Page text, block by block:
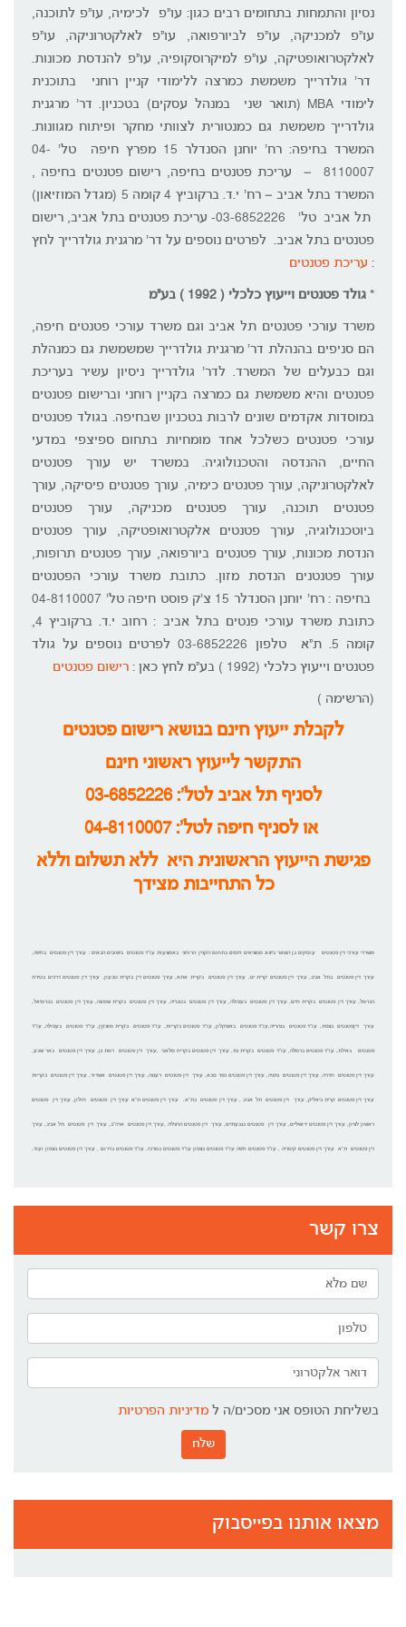
נסיון והתמחות בתחומים רבים כגון: עו"פ לכימיה, עו"פ לתוכנה,
עו"פ למכניקה, עו"פ לביורפואה, עו"פ לאלקטרוניקה, עו"פ
לאלקטרואופטיקה, עו"פ למיקרוסקופיה, עו"פ להנדסת מכונות.
דר' גולדרייך משמשת כמרצה ללימודי קניין רוחני בתוכנית
לימודי MBA (תואר שני במנהל עסקים) בטכניון. דר' מרגנית
גולדרייך משמשת גם כמנטורית לצוותי מחקר ופיתוח מגוונות.
המשרד בחיפה: רח' יוחנן הסנדלר 15 מפרץ חיפה טל' 04-
8110007 – עריכת פטנטים בחיפה, רישום פטנטים בחיפה ,
המשרד בתל אביב – רח' י.ד. ברקוביץ 4 קומה 5 (מגדל המוזיאון)
תל אביב טל' 03-6852226- עריכת פטנטים בתל אביב, רישום
פטנטים בתל אביב. לפרטים נוספים על דר' מרגנית גולדרייך לחץ
: עריכת פטנטים
* גולד פטנטים וייעוץ כלכלי ( 1992 ) בע"מ
משרד עורכי פטנטים תל אביב וגם משרד עורכי פטנטים חיפה,
הם סניפים בהנהלת דר' מרגנית גולדרייך שמשמשת גם כמנהלת
וגם כבעלים של המשרד. לדר' גולדרייך ניסיון עשיר בעריכת
פטנטים והיא משמשת גם כמרצה בקניין רוחני וברישום פטנטים
במוסדות אקדמים שונים לרבות בטכניון שבחיפה. בגולד פטנטים
עורכי פטנטים כשלכל אחד מומחיות בתחום ספיצפי במדעי
החיים, ההנדסה והטכנולוגיה. במשרד יש עורך פטנטים
לאלקטרוניקה, עורך פטנטים כימיה, עורך פטנטים פיסיקה, עורך
פטנטים תוכנה, עורך פטנטים מכניקה, עורך פטנטים
ביוטכנולוגיה, עורך פטנטים אלקטרואופטיקה, עורך פטנטים
הנדסת מכונות, עורך פטנטים ביורפואה, עורך פטנטים תרופות,
עורך פטנטנים הנדסת מזון. כתובת משרד עורכי הפטנטים
בחיפה : רח' יוחנן הסנדלר 15 צ'ק פוסט חיפה טל' 04-8110007
כתובת משרד עורכי פנטים בתל אביב : רחוב י.ד. ברקוביץ 4,
קומה 5. ת"א טלפון 03-6852226 לפרטים נוספים על גולד
פטנטים וייעוץ כלכלי (1992 ) בע"מ לחץ כאן :
רישום פטנטים
(הרשימה )
לקבלת ייעוץ חינם בנושא רישום פטנטים
התקשר לייעוץ ראשוני חינם
לסניף תל אביב לטל': 03-6852226
או לסניף חיפה לטל':04-8110007
פגישת הייעוץ הראשונית היא ללא תשלום וללא
כל התחייבות מצידך
משרדי עורכי דין פטנטים עוסקים בן השאר בייצוג ממציאים ויזמים בתחום הקניין הרוחני באמצעות עו"ד פטנטים בישובים הבאים : עורך דין פטנטים בחיפה,
עורך דין פטנטים בתל אביב, עורך דין פטנטים קרית ים, עורך דין פטנטים בקרית אתא, עורך פטנטים דין בקרית טבעון, עורך דין פטנטים דרכים בטירת
הכרמל, עורך דין פטנטים בקרית חיים, עורך דין פטנטים בעפולה, עורך דין פטנטים בטבריה, עורך דין פטנטים בקרית שמונה, עורך דין פטנטים בכרמיאל,
עורך דיןפטנטים בצפת, עו"ד פטנטים בנהרייה,עו"ד פטנטים באשקלון, עו"ד פטנטים בקריות, עו"ד פטנטים בקרית מוצקין, עו"ד פטנטים בעפולה, עו"ד
פטנטים באילת, עו"ד פטנטים ברמלה, עו"ד פטנטים בקרית גת, עורך דין פטנטים בקריח מלאכי ,עורך דין פטנטים רמת גן, עורך דין פטנטים באר שבע,
עורך דין פטנטים חדרה, עורך דין פטנטים נתניה, עורך דין פטנטים כפר סבא, עורך דין פטנטים רעננה, עורך דין פטנטים אשדוד, עורך דין פטנטים בקריות
עורך דין פטנטים קרית ביאליק, עורך דין פטנטים תל אביב , עורך דין פטנטים בת"א, עורך דין פטנטים ת"א עורך דין פטנטים חולון, עורך דין פטנטים
ראשון לציון, עורך דין פטנטים ירושליים, עורך דין פטנטים בגבעתיים, עורך דין פטנטים הרצליה ,עורך דין פטנטים ארה"ב, עורך דין פטנטים תל אביב, עורך
דין פטנטים ת"א עורך דין פטנטים קיסריה , עו"ד פטנטים חיפה עו"ד פטנטים בצפון עו"ד פטנטים במרכז, עו"ד פטנטים בדרום , עורך דין פטנטים בצפון ועוד..
צרו קשר
בשליחת הטופס אני מסכים/ה ל מדיניות הפרטיות
שלח
מצאו אותנו בפייסבוק